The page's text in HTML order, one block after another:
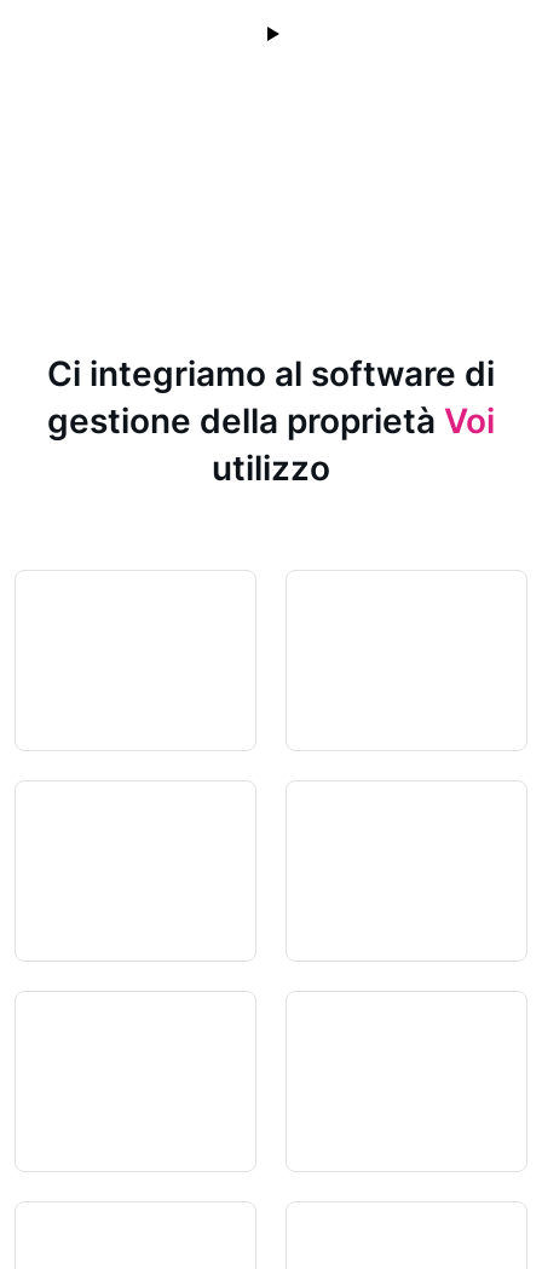
Ci integriamo al software di
gestione della proprietà Voi
utilizzo